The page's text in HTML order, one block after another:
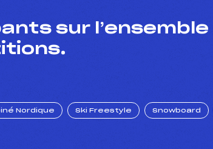
sur l’ensemble
Nordique Ski Freestyle Snowboard